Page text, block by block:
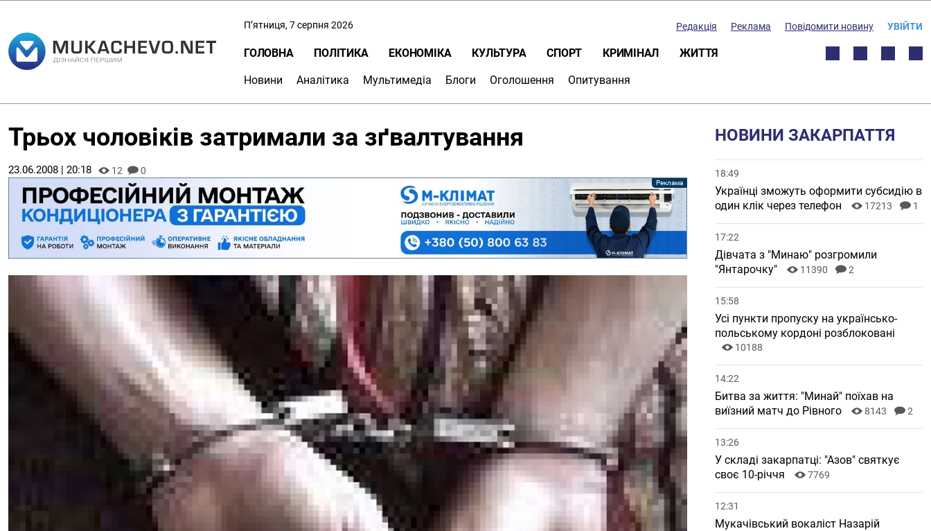
П’ятниця, 7 серпня 2026 Редакція Реклама Повідомити новину УВІЙТИ
ГОЛОВНА ПОЛІТИКА ЕКОНОМІКА КУЛЬТУРА СПОРТ КРИМІНАЛ ЖИТТЯ
Новини Аналітика Мультимедіа Блоги Оголошення Опитування
Трьох чоловіків затримали за зґвалтування
23.06.2008 | 20:18 12 0
НОВИНИ ЗАКАРПАТТЯ
18:49
Українці зможуть оформити субсидію в
один клік через телефон
17213 1
17:22
Дівчата з "Минаю" розгромили
"Янтарочку"
11390 2
15:58
Усі пункти пропуску на українсько-
польському кордоні розблоковані
10188
14:22
Битва за життя: "Минай" поїхав на
виїзний матч до Рівного
8143 2
13:26
У складі закарпатці: "Азов" святкує
своє 10-річчя
7769
12:31
Мукачівський вокаліст Назарій